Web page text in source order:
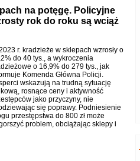
na potęgę. Policyjne
rok do roku są wciąż
r. kradzieże w sklepach wzrosły o
do 40 tys., a wykroczenia
o 16,9% do 279 tys., jak
Komenda Główna Policji.
wskazują na trudną sytuację
rosnące ceny i aktywność
jako przyczyny, nie
się poprawy. Podniesienie
przestępstwa do 800 zł może
problem, obciążając sklepy i